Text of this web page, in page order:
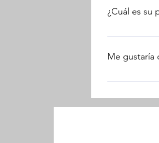
¿Cuál es su
Avise con al
Me gustaría
Haga clic